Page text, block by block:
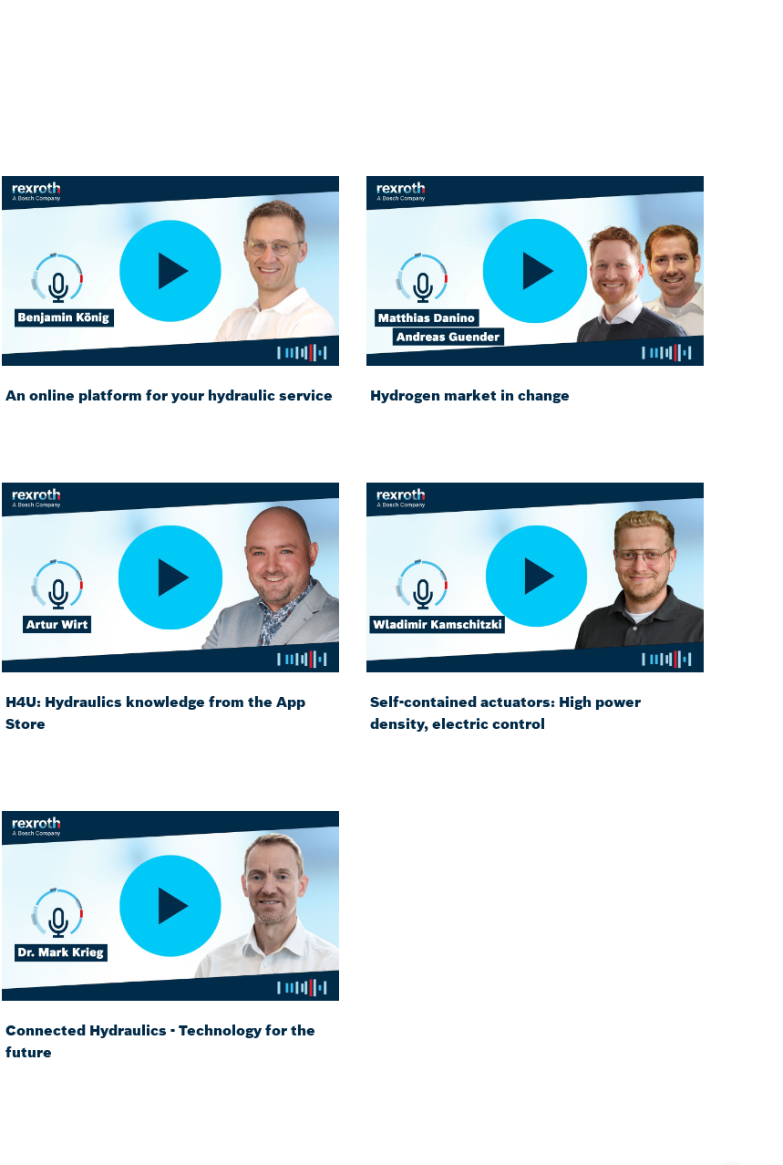
An online platform for your hydraulic service Hydrogen market in change
H4U: Hydraulics knowledge from the App
Store
Self-contained actuators: High power
density, electric control
Connected Hydraulics - Technology for the
future